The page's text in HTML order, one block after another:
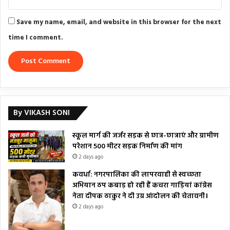
Save my name, email, and website in this browser for the next
time I comment.
By VIKASH SONI
स्कूल मार्ग की जर्जर सड़क से छात्र-छात्राएं और ग्रामीण
परेशान 500 मीटर सड़क निर्माण की मांग
2 days ago
कवर्धा: नगरपालिका की लापरवाही से स्वच्छता
अभियान ठप कबाड़ हो रही हैं कचरा गाड़ियां कांग्रेस
नेता दीपक ठाकुर ने दी उग्र आंदोलन की चेतावनी।
2 days ago